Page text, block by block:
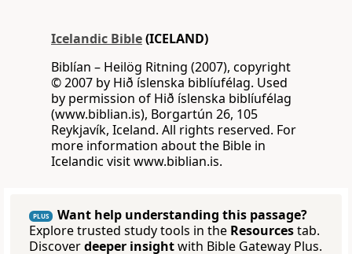
Icelandic Bible(ICELAND)
Biblían – Heilög Ritning (2007), copyright
© 2007 by Hið íslenska biblíufélag. Used
by permission of Hið íslenska biblíufélag
(www.biblian.is), Borgartún 26, 105
Reykjavík, Iceland. All rights reserved. For
more information about the Bible in
Icelandic visit www.biblian.is.
PLUS
Want help understanding this passage?
Explore trusted study tools in the Resourcestab.
Discoverdeeper insightwith Bible Gateway Plus.